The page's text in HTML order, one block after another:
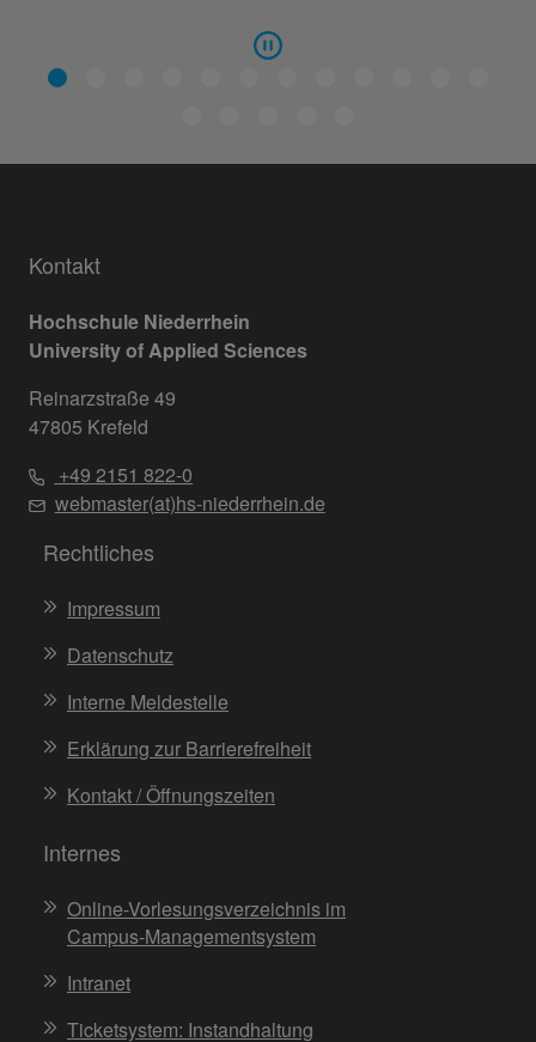
Kontakt
Hochschule Niederrhein
University of Applied Sciences
Reinarzstraße 49
47805 Krefeld
+49 2151 822-0
webmaster(at)hs-niederrhein.de
Rechtliches
Impressum
Datenschutz
Interne Meldestelle
Erklärung zur Barrierefreiheit
Kontakt / Öffnungszeiten
Internes
Online-Vorlesungsverzeichnis im
Campus-Managementsystem
Intranet
Ticketsystem: Instandhaltung